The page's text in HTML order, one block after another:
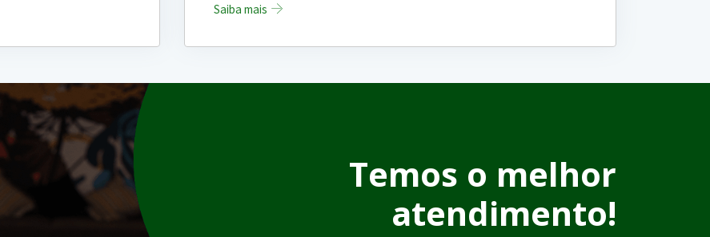
Saiba mais
Temos o melhor
atendimento!